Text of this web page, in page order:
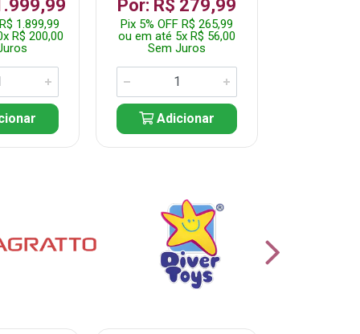
1.899,99
R$ 200,00
Por: R$ 279,99
Pix 5% OFF R$ 265,99
ou em até 5x R$ 56,00
Sem Juros
Adicionar